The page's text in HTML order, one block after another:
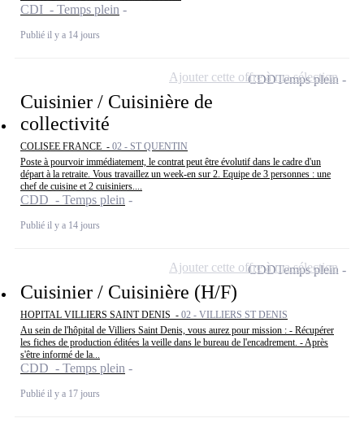
CDI - Temps plein
Publié il y a 14 jours
Cuisinier / Cuisinière de
collectivité
COLISEE FRANCE - 02 - ST QUENTIN
Poste à pourvoir immédiatement, le contrat peut être évolutif dans le cadre d'un
départ à la retraite. Vous travaillez un week-en sur 2. Equipe de 3 personnes : une
chef de cuisine et 2 cuisiniers....
CDD - Temps plein
Publié il y a 14 jours
CDDTemps plein
Ajouter cette offre à ma sélection
Cuisinier / Cuisinière (H/F)
HOPITAL VILLIERS SAINT DENIS - 02 - VILLIERS ST DENIS
Au sein de l'hôpital de Villiers Saint Denis, vous aurez pour mission : - Récupérer
les fiches de production éditées la veille dans le bureau de l'encadrement. - Après
s'être informé de la...
CDD - Temps plein
Publié il y a 17 jours
CDDTemps plein
Ajouter cette offre à ma sélection